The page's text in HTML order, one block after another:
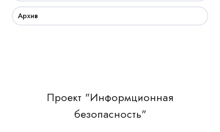
Архив
Проект "Информционная
безопасность"